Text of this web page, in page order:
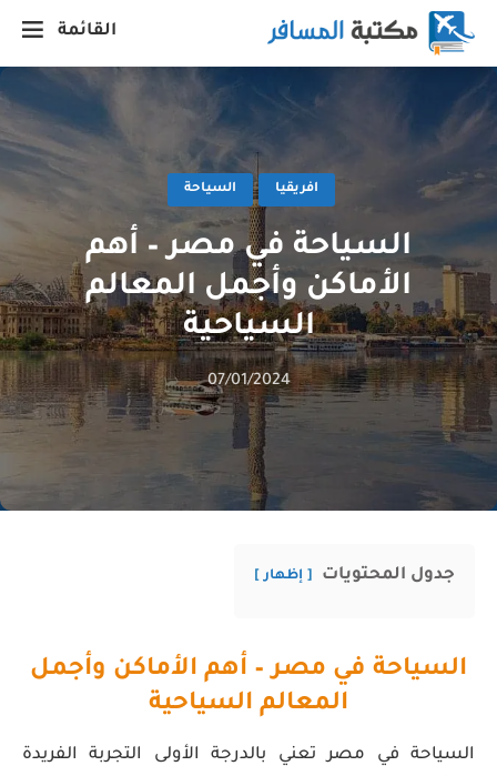
القائمة
افريقيا السياحة
السياحة في مصر – أهم
الأماكن وأجمل المعالم
السياحية
07/01/2024
جدول المحتويات إظهار
السياحة في مصر – أهم الأماكن وأجمل
المعالم السياحية
السياحة في مصر تعني بالدرجة الأولى التجربة الفريدة